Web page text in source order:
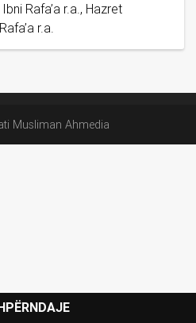
Rafa’a r.a., Hazret
r.a.
Musliman Ahmedia